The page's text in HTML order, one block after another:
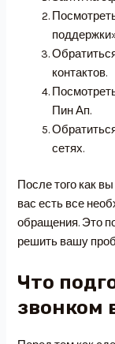
контактов.
Пин Ап.
сетях.
После того как
вас есть все
обращения. Это
решить вашу
Что
звонком